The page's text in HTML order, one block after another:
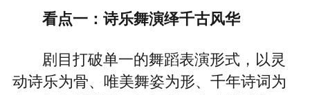
看点一：诗乐舞演绎千古风华
剧目打破单一的舞蹈表演形式，以灵
动诗乐为骨、唯美舞姿为形、千年诗词为